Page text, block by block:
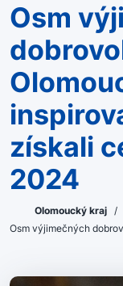
Osm výjimečných
získali
2024
Olomoucký kraj /
Osm výjimečných